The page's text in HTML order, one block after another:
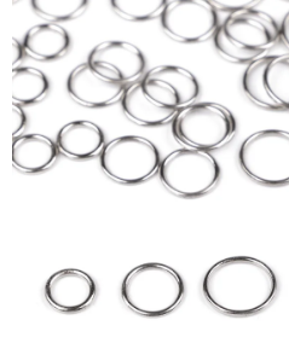
produktu
je
0,0
z
5
hviezdičiek.